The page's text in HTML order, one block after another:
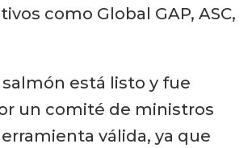
(innovación y
digital 4.0)
y gestión de riesgos)
como Global GAP, ASC,
salmón está listo y fue
un comité de ministros
válida, ya que